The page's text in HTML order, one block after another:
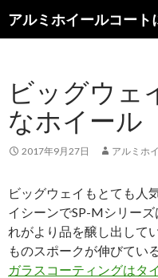
索
ン
ツ
へ
移
動
ビッグウェ
なホイール
2017年9月27日 アルミホ
ビッグウェイもとても人
イシーンでSP-Mシリー
れがより品を醸し出して
ものスポークが伸びてい
ガラスコーティングはタ